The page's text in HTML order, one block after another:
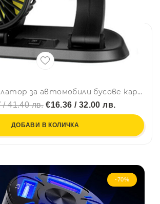
Двоен вентилатор за автомобили бусове каравани 12V
/ 41.40 лв.€16.36 / 32.00 лв.
ДОБАВИ В КОЛИЧКА
-70%